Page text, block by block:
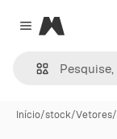
Close menu
Magnific
Início/stock/Vetores/